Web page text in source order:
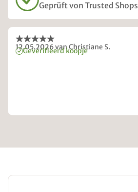
Geprüft von Trusted Shops
12.05.2026van Christiane S.
Geverifieerd koopje